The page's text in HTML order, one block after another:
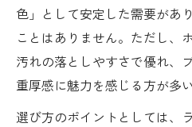
色」として安定した需要があ
ことはありません。ただし、
汚れの落としやすさで優れ、
重厚感に魅力を感じる方が多い
選び方のポイントとしては、